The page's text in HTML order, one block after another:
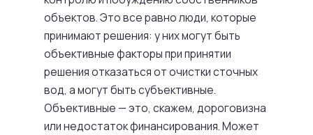
объектов. Это все равно люди, которые
принимают решения: у них могут быть
объективные факторы при принятии
решения отказаться от очистки сточных
вод, а могут быть субъективные.
Объективные — это, скажем, дороговизна
или недостаток финансирования. Может